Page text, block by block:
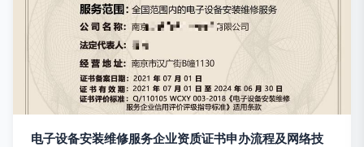
电子设备安装维修服务企业资质证书申办流程及网络技